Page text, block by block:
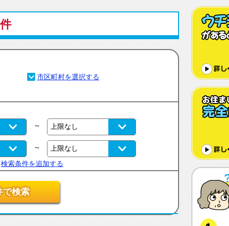
在宅介護サービスについて
認知症について
生活保護について
老人ホーム探しが完全
老人ホーム探し無料
ウチシルベのメリット
ウチシルベFC加盟に
老
い
希
体
ま
入
入
く
～
～
で検索